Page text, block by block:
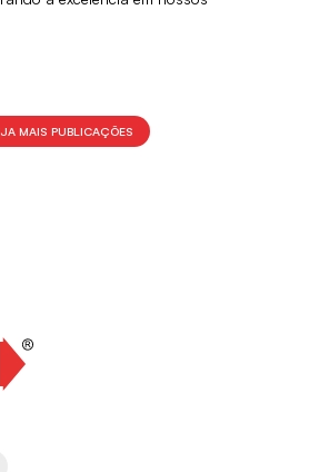
MAIS PUBLICAÇÕES